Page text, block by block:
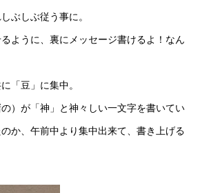
ぶしぶ従う事に。
ように、裏にメッセージ書けるよ！なん
「豆」に集中。
）が「神」と神々しい一文字を書いてい
か、午前中より集中出来て、書き上げる